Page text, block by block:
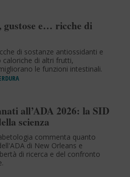
gustose e… ricche di
di sostanze antiossidanti e
di altri frutti,
le funzioni intestinali.
all’ADA 2026: la SID
scienza
commenta quanto
di New Orleans e
di ricerca e del confronto